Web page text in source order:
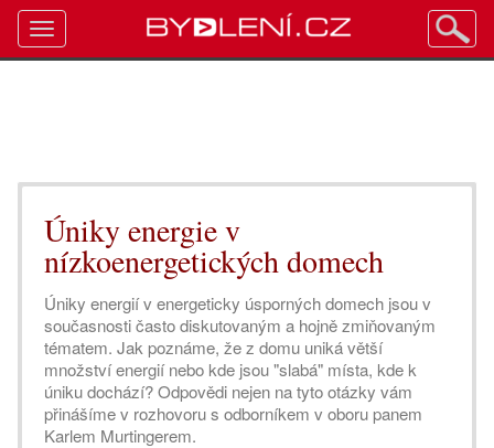
Úniky energie v
nízkoenergetických domech
Úniky energií v energeticky úsporných domech jsou v
současnosti často diskutovaným a hojně zmiňovaným
tématem. Jak poznáme, že z domu uniká větší
množství energií nebo kde jsou "slabá" místa, kde k
úniku dochází? Odpovědi nejen na tyto otázky vám
přinášíme v rozhovoru s odborníkem v oboru panem
Karlem Murtingerem.
Toggle
navigation